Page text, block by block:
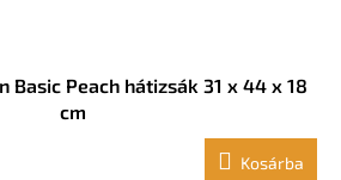
Basic Peach hátizsák 31 x 44 x 18
cm
Kosárba